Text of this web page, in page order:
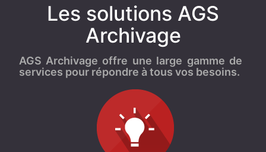
Les solutions AGS
Archivage
AGS Archivage offre une large gamme de
services pour répondre à tous vos besoins.